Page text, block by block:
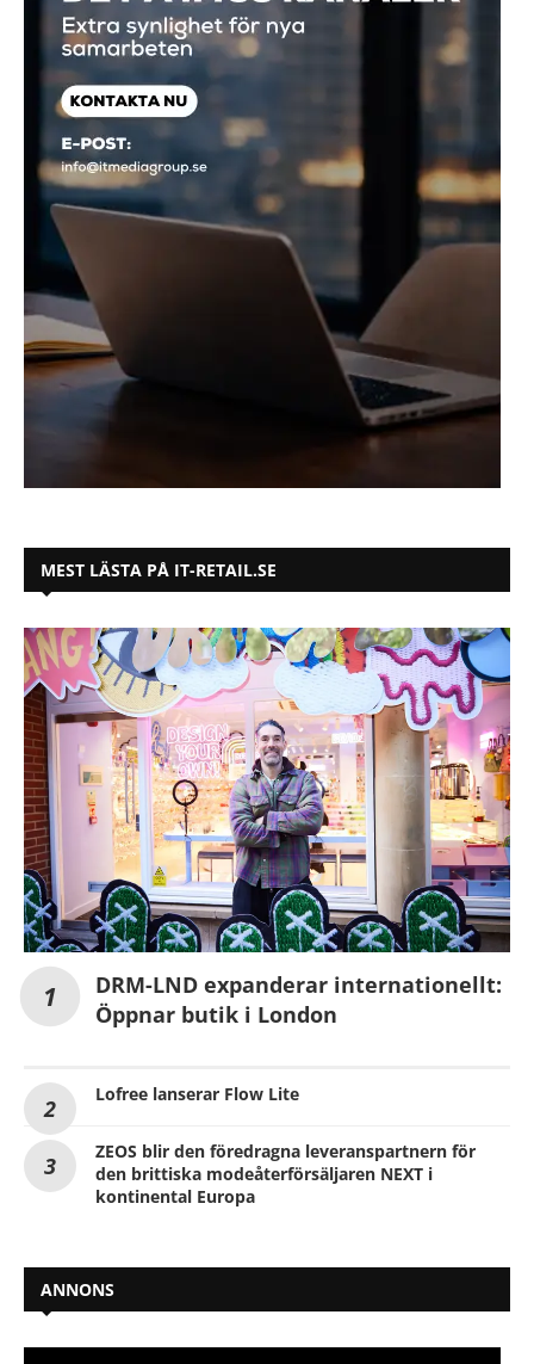
MEST LÄSTA PÅ IT-RETAIL.SE
DRM-LND expanderar internationellt:
Öppnar butik i London
Lofree lanserar Flow Lite
ZEOS blir den föredragna leveranspartnern för
den brittiska modeåterförsäljaren NEXT i
kontinental Europa
ANNONS